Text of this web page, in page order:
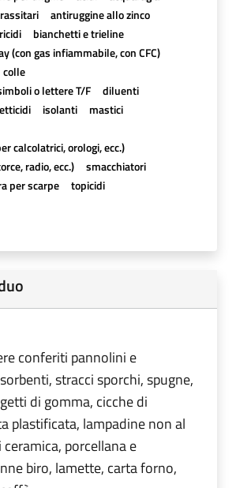
antiruggine allo zinco
bianchetti e trieline
(con gas infiammabile, con CFC)
colle
o lettere T/F
diluenti
isolanti
mastici
calcolatrici, orologi, ecc.)
radio, ecc.)
smacchiatori
per scarpe topicidi
conferiti pannolini e
stracci sporchi, spugne,
di gomma, cicche di
plastificata, lampadine non al
porcellana e
biro, lamette, carta forno,